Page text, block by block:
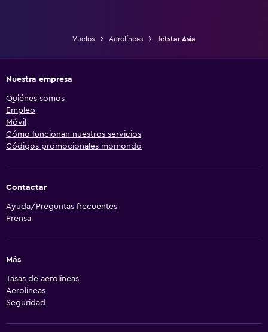
Vuelos Aerolíneas Jetstar Asia
Nuestra empresa
Quiénes somos
Empleo
Móvil
Cómo funcionan nuestros servicios
Códigos promocionales momondo
Contactar
Ayuda/Preguntas frecuentes
Prensa
Más
Tasas de aerolíneas
Aerolíneas
Seguridad